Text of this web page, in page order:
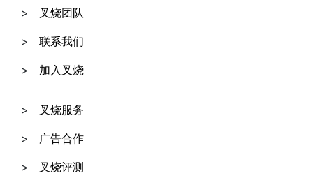
叉烧团队
联系我们
加入叉烧
叉烧服务
广告合作
叉烧评测